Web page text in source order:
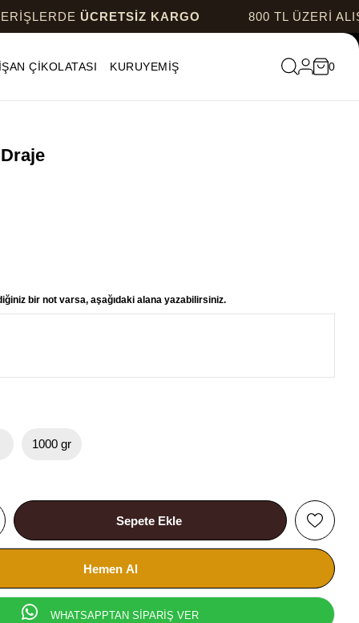
ÜCRETSİZ KARGO 800 TL ÜZERİ
ÇİKOLATASI KURUYEMİŞ 0
bir not varsa, aşağıdaki alana yazabilirsiniz.
1000 gr
WHATSAPPTAN SİPARİŞ VER